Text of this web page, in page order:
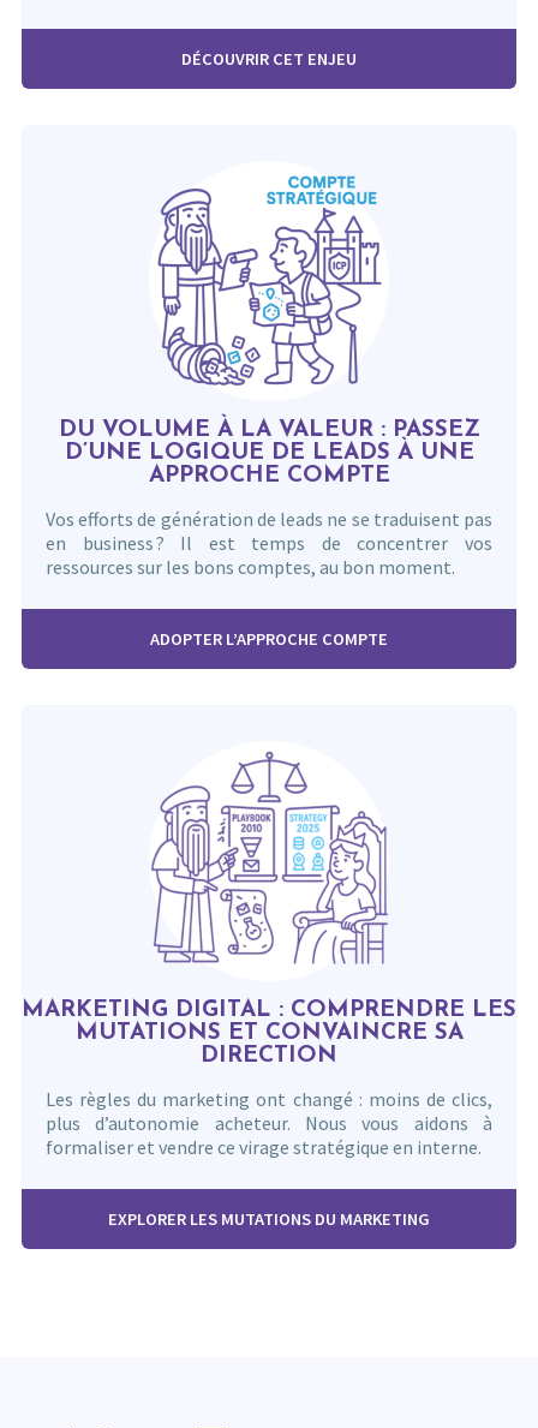
DÉCOUVRIR CET ENJEU
DU VOLUME À LA VALEUR : PASSEZ
D’UNE LOGIQUE DE LEADS À UNE
APPROCHE COMPTE
Vos efforts de génération de leads ne se traduisent pas
en business ? Il est temps de concentrer vos
ressources sur les bons comptes, au bon moment.
ADOPTER L’APPROCHE COMPTE
MARKETING DIGITAL : COMPRENDRE LES
MUTATIONS ET CONVAINCRE SA
DIRECTION
Les règles du marketing ont changé : moins de clics,
plus d’autonomie acheteur. Nous vous aidons à
formaliser et vendre ce virage stratégique en interne.
EXPLORER LES MUTATIONS DU MARKETING